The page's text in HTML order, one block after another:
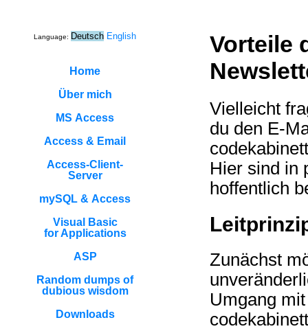
Language: Deutsch English
Home
Über mich
MS Access
Access & Email
Access-Client-
Server
mySQL & Access
Visual Basic
for Applications
ASP
Random dumps of
dubious wisdom
Downloads
Vorteile
Vielleicht
du den E-
Hier sind in
hoffentlich
Zunächst
Umgang